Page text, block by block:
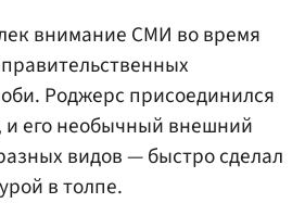
внимание СМИ во время
Роджерс присоединился
и его необычный внешний
видов — быстро сделал
в толпе.